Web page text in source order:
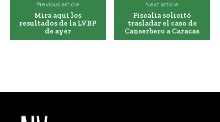
Previous article
Mira aquí los
resultados de la LVBP
de ayer
Next article
Fiscalía solicitó
trasladar el caso de
Canserbero a Caracas